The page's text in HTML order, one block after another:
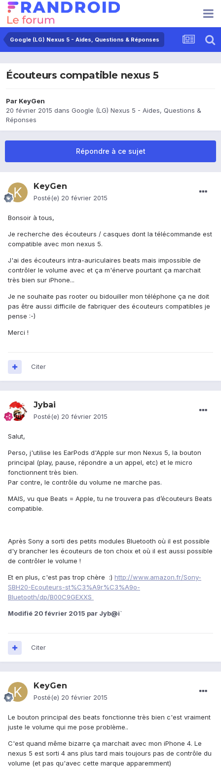
Google (LG) Nexus 5 - Aides, Questions & Réponses
Écouteurs compatible nexus 5
Par KeyGen
20 février 2015 dans Google (LG) Nexus 5 - Aides, Questions &
Réponses
Répondre à ce sujet
KeyGen
Posté(e) 20 février 2015
Bonsoir à tous,
Je recherche des écouteurs / casques dont la télécommande est
compatible avec mon nexus 5.
J'ai des écouteurs intra-auriculaires beats mais impossible de
contrôler le volume avec et ça m'énerve pourtant ça marchait
très bien sur iPhone...
Je ne souhaite pas rooter ou bidouiller mon téléphone ça ne doit
pas être aussi difficile de fabriquer des écouteurs compatibles je
pense :-)
Merci !
Citer
Jybai
Posté(e) 20 février 2015
Salut,
Perso, j'utilise les EarPods d'Apple sur mon Nexus 5, la bouton
principal (play, pause, répondre a un appel, etc) et le micro
fonctionnent très bien.
Par contre, le contrôle du volume ne marche pas.
MAIS, vu que Beats = Apple, tu ne trouvera pas d’écouteurs Beats
compatible.
Après Sony a sorti des petits modules Bluetooth où il est possible
d'y brancher les écouteurs de ton choix et où il est aussi possible
de contrôler le volume !
Et en plus, c'est pas trop chère :) http://www.amazon.fr/Sony-
SBH20-Ecouteurs-st%C3%A9r%C3%A9o-
Bluetooth/dp/B00C9GEXXS
Modifié 20 février 2015 par Jyb@i`
Citer
KeyGen
Posté(e) 20 février 2015
Le bouton principal des beats fonctionne très bien c'est vraiment
juste le volume qui me pose problème..
C'est quand même bizarre ça marchait avec mon iPhone 4. Le
nexus 5 est sorti 4 ans plus tard mais toujours pas de contrôle du
volume (et pas qu'avec cette marque apparemment)